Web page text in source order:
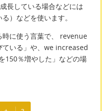
長している場合などには
）などを使います。
に使う言葉で、 revenue
いる」や、we increased
150％増やした」などの場